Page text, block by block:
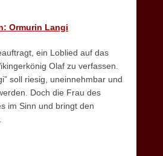
Ormurin Langi
ein Loblied auf das
Olaf zu verfassen.
soll riesig, uneinnehmbar und
Doch die Frau des
im Sinn und bringt den